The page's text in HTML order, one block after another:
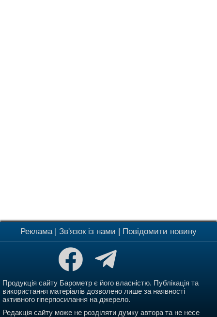
Реклама| Зв'язок із нами | Повідомити новину
Продукція сайту Барометр є його власністю. Публікація та
використання матеріалів дозволено лише за наявності
активного гіперпосилання на джерело.
Редакція сайту може не розділяти думку автора та не несе